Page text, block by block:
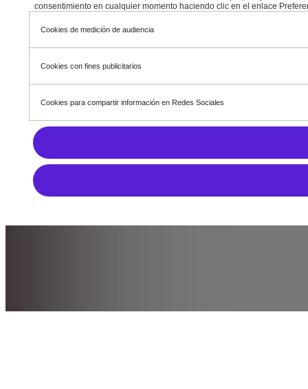
consentimiento en cualquier momento haciendo clic en el enlace
Cookies de medición de audiencia
Cookies con fines publicitarios
Cookies para compartir información en Redes Sociales